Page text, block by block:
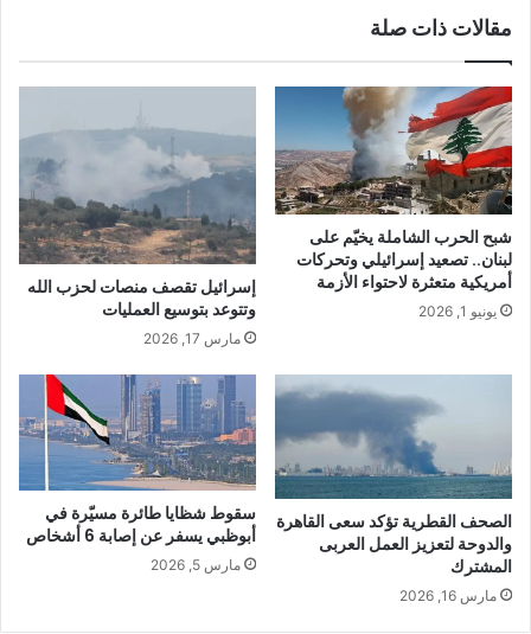
مقالات ذات صلة
شبح الحرب الشاملة يخيّم على
لبنان.. تصعيد إسرائيلي وتحركات
أمريكية متعثرة لاحتواء الأزمة
يونيو 1, 2026
إسرائيل تقصف منصات لحزب الله
وتتوعد بتوسيع العمليات
مارس 17, 2026
الصحف القطرية تؤكد سعى القاهرة
والدوحة لتعزيز العمل العربى
المشترك
مارس 16, 2026
سقوط شظايا طائرة مسيّرة في
أبوظبي يسفر عن إصابة 6 أشخاص
مارس 5, 2026